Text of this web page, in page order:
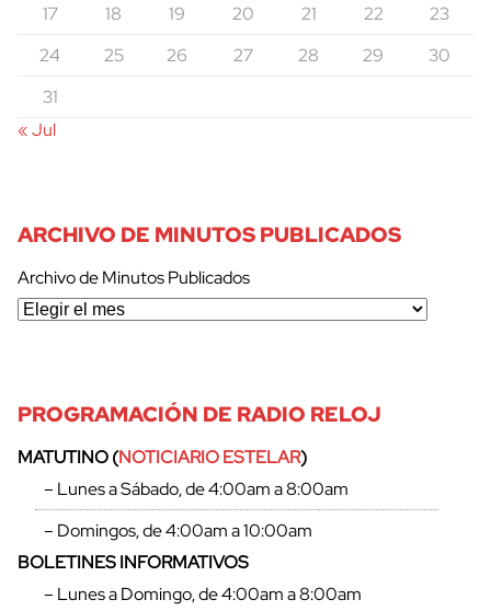
17
18 19 20 21 22
23
24
25 26 27 28 29
30
31
« Jul
ARCHIVO DE MINUTOS PUBLICADOS
Archivo de Minutos Publicados
PROGRAMACIÓN DE RADIO RELOJ
MATUTINO (NOTICIARIO ESTELAR)
– Lunes a Sábado, de 4:00am a 8:00am
– Domingos, de 4:00am a 10:00am
BOLETINES INFORMATIVOS
– Lunes a Domingo, de 4:00am a 8:00am